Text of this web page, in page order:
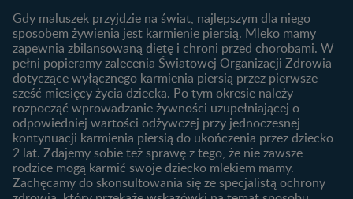
Produkty
Wyszukiwarka produktów
Nasze marki
Jak zaplanować płeć
dziecka?
Jak rozpoznać dni płodne?
Badania przed ciążą
Planowanie urlopu
macierzyńskiego
1. trymestr ciąży
2. trymestr ciąży
3. trymestr ciąży
Rozwój dziecka
Kalendarz rozwoju dziecka
Skoki rozwojowe
Żywienie dziecka
10 sposobów jak poprawić
laktację
Gdy maluszek przyjdzie na świat, najlepszym dla niego
sposobem żywienia jest karmienie piersią. Mleko mamy
zapewnia zbilansowaną dietę i chroni przed chorobami. W
pełni popieramy zalecenia Światowej Organizacji Zdrowia
dotyczące wyłącznego karmienia piersią przez pierwsze
sześć miesięcy życia dziecka. Po tym okresie należy
rozpocząć wprowadzanie żywności uzupełniającej o
odpowiedniej wartości odżywczej przy jednoczesnej
kontynuacji karmienia piersią do ukończenia przez dziecko
2 lat. Zdajemy sobie też sprawę z tego, że nie zawsze
rodzice mogą karmić swoje dziecko mlekiem mamy.
Zachęcamy do skonsultowania się ze specjalistą ochrony